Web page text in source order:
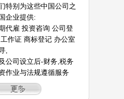
特别为这些中国公司之
企业提供:
代雇 投资咨询 公司登
作证 商标登记 办公室
,
公司设立后-财务,税务
作业与法规遵循服务